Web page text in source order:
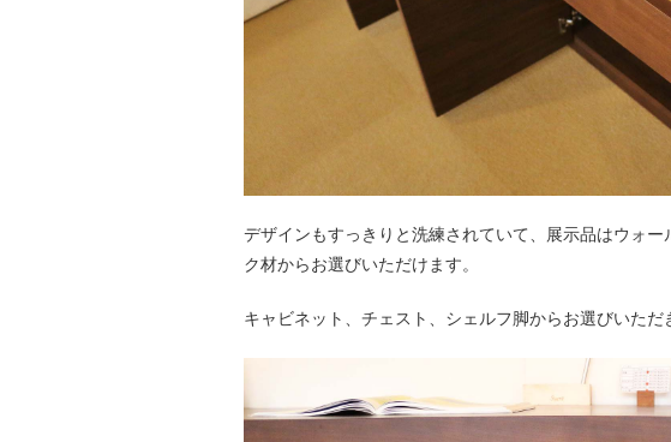
デザインもすっきりと洗練されていて、展示品はウォ
ク材からお選びいただけます。
キャビネット、チェスト、シェルフ脚からお選びいた